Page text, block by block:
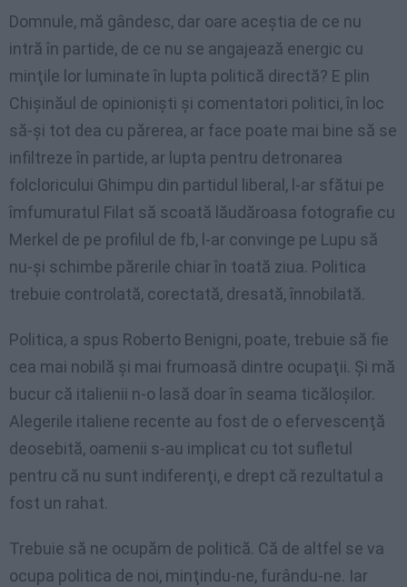
Domnule, mă gândesc, dar oare aceştia de ce nu
intră în partide, de ce nu se angajează energic cu
minţile lor luminate în lupta politică directă? E plin
Chişinăul de opinionişti şi comentatori politici, în loc
să-şi tot dea cu părerea, ar face poate mai bine să se
infiltreze în partide, ar lupta pentru detronarea
folcloricului Ghimpu din partidul liberal, l-ar sfătui pe
îmfumuratul Filat să scoată lăudăroasa fotografie cu
Merkel de pe profilul de fb, l-ar convinge pe Lupu să
nu-şi schimbe părerile chiar în toată ziua. Politica
trebuie controlată, corectată, dresată, înnobilată.
Politica, a spus Roberto Benigni, poate, trebuie să fie
cea mai nobilă şi mai frumoasă dintre ocupaţii. Şi mă
bucur că italienii n-o lasă doar în seama ticăloşilor.
Alegerile italiene recente au fost de o efervescenţă
deosebită, oamenii s-au implicat cu tot sufletul
pentru că nu sunt indiferenţi, e drept că rezultatul a
fost un rahat.
Trebuie să ne ocupăm de politică. Că de altfel se va
ocupa politica de noi, minţindu-ne, furându-ne. Iar